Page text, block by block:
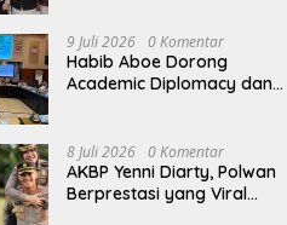
9 Juli 2026 0 Komentar
Habib Aboe Dorong
Academic Diplomacy dan
8 Juli 2026 0 Komentar
AKBP Yenni Diarty, Polwan
Berprestasi yang Viral